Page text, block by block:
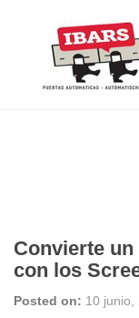
Convierte
con los
Posted on: 10 junio,